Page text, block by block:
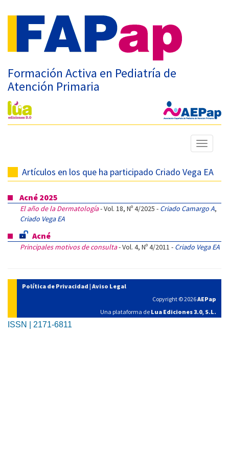
Formación Activa en Pediatría de
Atención Primaria
Mostrar
menú
Artículos en los que ha participado Criado Vega EA
Acné 2025
El año de la Dermatología- Vol. 18, Nº 4/2025 - Criado Camargo A,
Criado Vega EA
Acné
Principales motivos de consulta- Vol. 4, Nº 4/2011 - Criado Vega EA
Política de Privacidad | Aviso Legal
Copyright © 2026AEPap
Una plataforma de Lua Ediciones 3.0, S.L.
ISSN | 2171-6811